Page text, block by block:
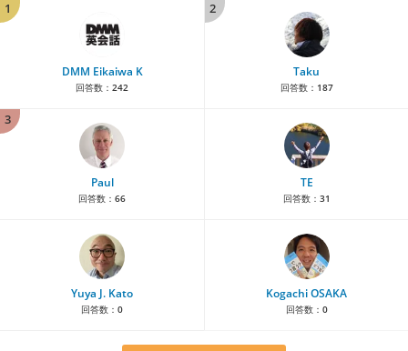
1
DMM Eikaiwa K
回答数： 242
2
Taku
回答数： 187
3
Paul
回答数： 66
TE
回答数： 31
Yuya J. Kato
回答数： 0
Kogachi OSAKA
回答数： 0